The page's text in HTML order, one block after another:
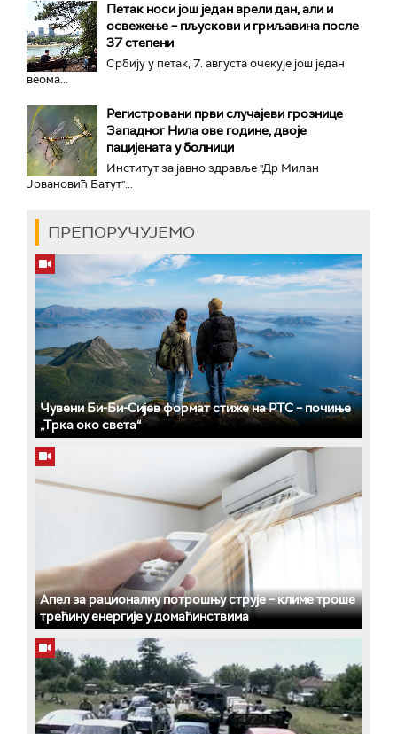
Петак носи још један врели дан, али и
освежење – пљускови и грмљавина после
37 степени
Србију у петак, 7. августа очекује још један
веома...
Регистровани први случајеви грознице
Западног Нила ове године, двоје
пацијената у болници
Институт за јавно здравље "Др Милан
Јовановић Батут"...
ПРЕПОРУЧУЈЕМО
Чувени Би-Би-Сијев формат стиже на РТС – почиње
„Трка око света“
Апел за рационалну потрошњу струје – климе троше
трећину енергије у домаћинствима